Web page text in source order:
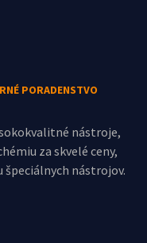
PORADENSTVO
nástroje,
za skvelé ceny,
špeciálnych nástrojov.